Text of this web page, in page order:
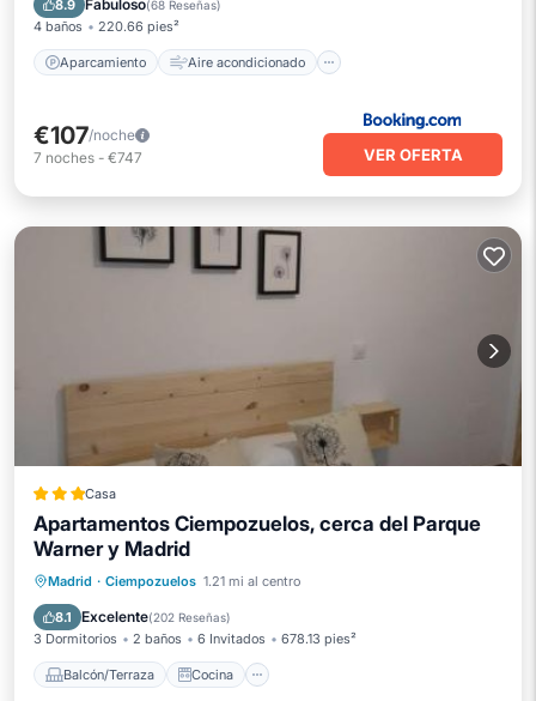
8.9 Fabuloso(68 Reseñas)
4 baños 220.66 pies²
Aparcamiento Aire acondicionado
€107/noche
7 noches - €747 VER OFERTA
Casa
Apartamentos Ciempozuelos, cerca del Parque
Warner y Madrid
Madrid · Ciempozuelos 1.21 mi al centro
8.1 Excelente(202 Reseñas)
3 Dormitorios 2 baños 6 Invitados 678.13 pies²
Balcón/Terraza Cocina
Balcón/Terraza
Cocina
Aire acondicionado